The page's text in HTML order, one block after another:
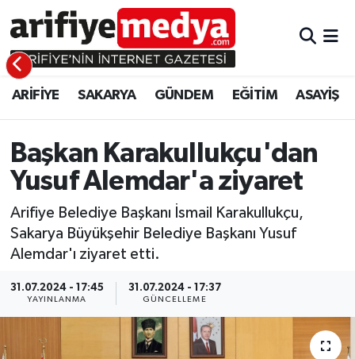
ARİFİYE SAKARYA GÜNDEM EĞİTİM ASAYİŞ
Başkan Karakullukçu'dan
Yusuf Alemdar'a ziyaret
Arifiye Belediye Başkanı İsmail Karakullukçu,
Sakarya Büyükşehir Belediye Başkanı Yusuf
Alemdar'ı ziyaret etti.
31.07.2024 - 17:45
YAYINLANMA
31.07.2024 - 17:37
GÜNCELLEME
ARİFİYE
SAKARYA
GÜNDEM
EĞİTİM
ASAYİŞ
EKONOMİ
ARİFİYE
GÜNDEM
EĞİTİM
EKONOMİ
ASAYİŞ
Sakarya Hava Durumu
Sakarya Namaz Vakitleri
Sakarya Trafik Yoğunluk Haritası
Süper Lig Puan Durumu ve Fikstür
Tüm Manşetler
Son Dakika Haberleri
Haber Arşivi